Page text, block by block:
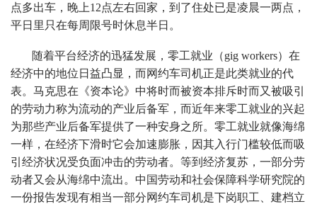
点多出车，晚上12点左右回家，到了住处已是凌晨一两点，
平日里只在每周限号时休息半日。
随着平台经济的迅猛发展，零工就业（gig workers）在
经济中的地位日益凸显，而网约车司机正是此类就业的代
表。马克思在《资本论》中将时而被资本排斥时而又被吸引
的劳动力称为流动的产业后备军，而近年来零工就业的兴起
为那些产业后备军提供了一种安身之所。零工就业就像海绵
一样，在经济下滑时它会加速膨胀，因其入行门槛较低而吸
引经济状况受负面冲击的劳动者。等到经济复苏，一部分劳
动者又会从海绵中流出。中国劳动和社会保障科学研究院的
一份报告发现有相当一部分网约车司机是下岗职工、建档立